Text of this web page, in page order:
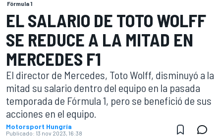
Fórmula 1
EL SALARIO DE TOTO WOLFF
SE REDUCE A LA MITAD EN
MERCEDES F1
El director de Mercedes, Toto Wolff, disminuyó a la
mitad su salario dentro del equipo en la pasada
temporada de Fórmula 1, pero se benefició de sus
acciones en el equipo.
Motorsport Hungría
Publicado: 13 nov 2023, 16:38